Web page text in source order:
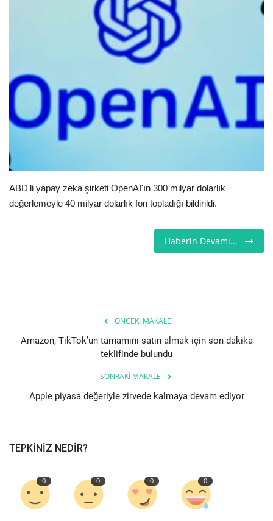
Videolar
İş & Ekonomi
Firma Rehberi
Kültür - Sanat
Galeri
English Turkish
ABD'li yapay zeka şirketi OpenAI'ın 300 milyar dolarlık
değerlemeyle 40 milyar dolarlık fon topladığı bildirildi.
Haberin Devamı...
ÖNCEKI MAKALE
Amazon, TikTok’un tamamını satın almak için son dakika
teklifinde bulundu
SONRAKI MAKALE
Apple piyasa değeriyle zirvede kalmaya devam ediyor
TEPKINIZ NEDIR?
0 0 0 0